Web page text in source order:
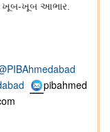
ખૂબ-ખૂબ આભાર.
pibahmed